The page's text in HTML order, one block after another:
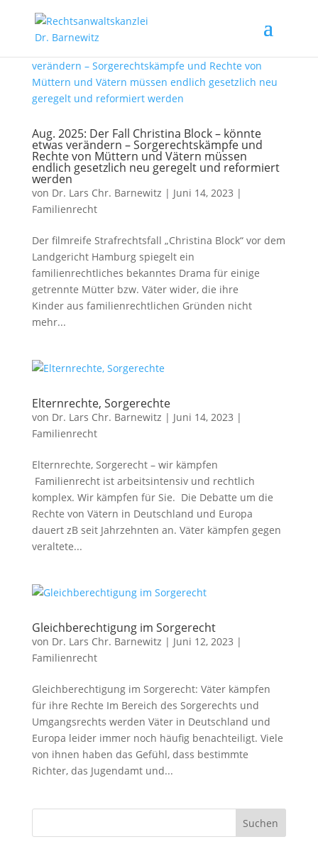
Aug. 2025: Der Fall Christina Block – könnte
etwas verändern – Sorgerechtskämpfe und
Rechte von Müttern und Vätern müssen
endlich gesetzlich neu geregelt und reformiert
werden
von Dr. Lars Chr. Barnewitz | Juni 14, 2023 |
Familienrecht
Der filmreife Strafrechtsfall „Christina Block“ vor dem
Landgericht Hamburg spiegelt ein
familienrechtliches bekanntes Drama für einige
getrennte Mütter bzw. Väter wider, die ihre
Kinder aus familienrechtlichen Gründen nicht
mehr...
Elternrechte, Sorgerechte
von Dr. Lars Chr. Barnewitz | Juni 14, 2023 |
Familienrecht
Elternrechte, Sorgerecht – wir kämpfen
Familienrecht ist arbeitsintensiv und rechtlich
komplex. Wir kämpfen für Sie. Die Debatte um die
Rechte von Vätern in Deutschland und Europa
dauert zB seit Jahrzehnten an. Väter kämpfen gegen
veraltete...
Gleichberechtigung im Sorgerecht
von Dr. Lars Chr. Barnewitz | Juni 12, 2023 |
Familienrecht
Gleichberechtigung im Sorgerecht: Väter kämpfen
für ihre Rechte Im Bereich des Sorgerechts und
Umgangsrechts werden Väter in Deutschland und
Europa leider immer noch häufig benachteiligt. Viele
von ihnen haben das Gefühl, dass bestimmte
Richter, das Jugendamt und...
Suchen